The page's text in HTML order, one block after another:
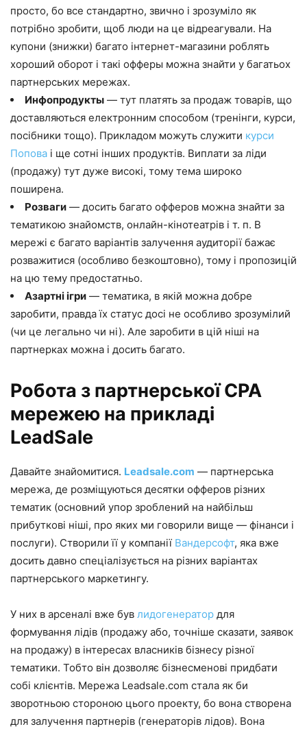
просто, бо все стандартно, звично і зрозуміло як
потрібно зробити, щоб люди на це відреагували. На
купони (знижки) багато інтернет-магазини роблять
хороший оборот і такі офферы можна знайти у багатьох
партнерських мережах.
Инфопродукты — тут платять за продаж товарів, що
доставляються електронним способом (тренінги, курси,
посібники тощо). Прикладом можуть служити курси
Попова і ще сотні інших продуктів. Виплати за ліди
(продажу) тут дуже високі, тому тема широко
поширена.
Розваги — досить багато офферов можна знайти за
тематикою знайомств, онлайн-кінотеатрів і т. п. В
мережі є багато варіантів залучення аудиторії бажає
розважитися (особливо безкоштовно), тому і пропозицій
на цю тему предостатньо.
Азартні ігри — тематика, в якій можна добре
заробити, правда їх статус досі не особливо зрозумілий
(чи це легально чи ні). Але заробити в цій ніші на
партнерках можна і досить багато.
Робота з партнерської CPA
мережею на прикладі
LeadSale
Давайте знайомитися. Leadsale.com — партнерська
мережа, де розміщуються десятки офферов різних
тематик (основний упор зроблений на найбільш
прибуткові ніші, про яких ми говорили вище — фінанси і
послуги). Створили її у компанії Вандерсофт, яка вже
досить давно спеціалізується на різних варіантах
партнерського маркетингу.
У них в арсеналі вже був лидогенератор для
формування лідів (продажу або, точніше сказати, заявок
на продажу) в інтересах власників бізнесу різної
тематики. Тобто він дозволяє бізнесменові придбати
собі клієнтів. Мережа Leadsale.com стала як би
зворотньою стороною цього проекту, бо вона створена
для залучення партнерів (генераторів лідов). Вона